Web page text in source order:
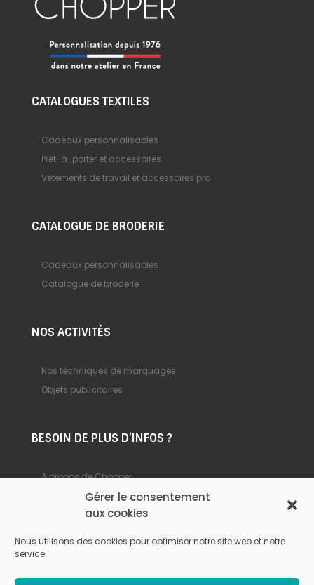
Gérer le consentement
aux cookies
Nous utilisons des cookies pour optimiser notre site web et notre
service.
CATALOGUES TEXTILES
Cadeaux personnalisables
Prêt-à-porter et accessoires
Vêtements de travail et accessoires pro
CATALOGUE DE BRODERIE
Cadeaux personnalisables
Catalogue de broderie
NOS ACTIVITÉS
Nos techniques de marquages
Objets publicitaires
BESOIN DE PLUS D’INFOS ?
A propos de Chopper
Foire aux questions
Nous contacter